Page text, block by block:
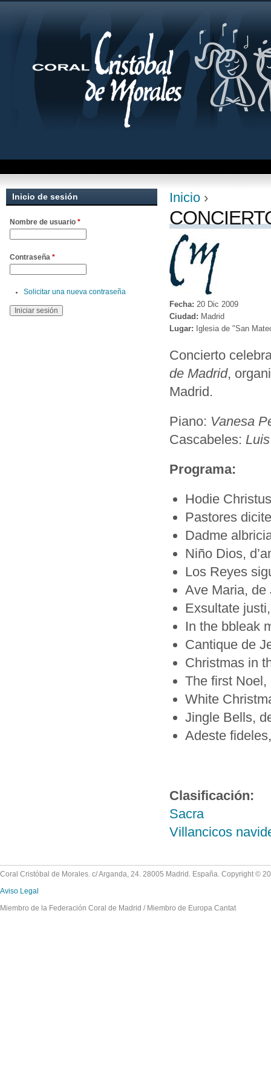
Se encuentra
Inicio ›
Fecha: 20 Dic 2009
Ciudad: Madrid
Lugar: Iglesia de "San
Concierto
de Madrid,
Madrid.
Piano: Vanesa
Cascabeles:
Programa:
Hodie
Pastores
Dadme
Niño Dios,
Los Reyes
Ave Maria, de
Exsultate
In the bbleak
Cantique de
Christmas in
The first
White
Jingle Bells,
Adeste
Clasificación:
Sacra
Villancicos
Inicio de sesión
Nombre de usuario *
Contraseña *
Solicitar una nueva contraseña
Coral Cristóbal de Morales. c/ Arganda, 24. 28005 Madrid. España. Copyright ©
Aviso Legal
Miembro de la Federación Coral de Madrid / Miembro de Europa Cantat